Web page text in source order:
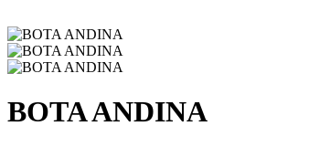
BOTA ANDINA